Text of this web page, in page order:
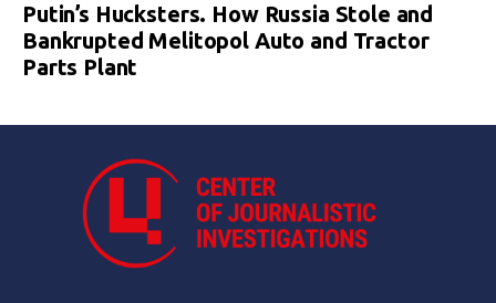
Putin’s Hucksters. How Russia Stole and
Bankrupted Melitopol Auto and Tractor
Parts Plant